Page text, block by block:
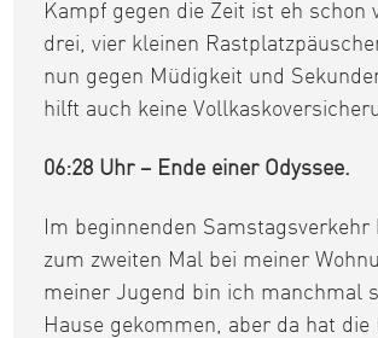
Kampf gegen die Zeit ist eh schon
drei, vier kleinen
nun gegen Müdigkeit und
hilft auch keine
06:28 Uhr – Ende einer Odyssee.
Im beginnenden Samstagsverkehr
zum zweiten Mal bei meiner
meiner Jugend bin ich manchmal
Hause gekommen, aber da hat die